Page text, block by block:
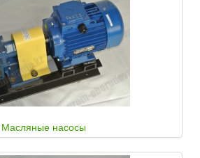
Масляные насосы